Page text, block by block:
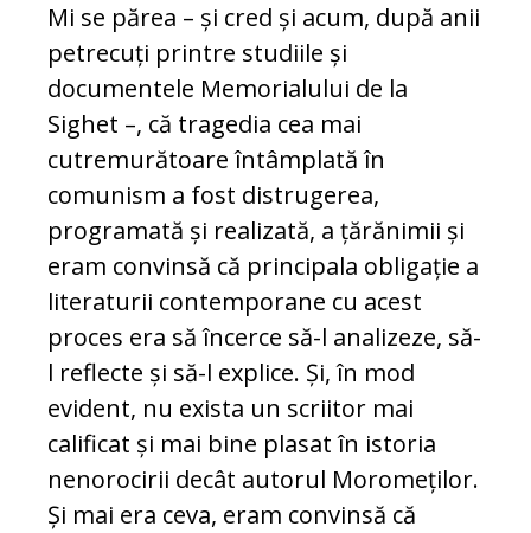
Mi se părea – și cred și acum, după anii
petrecuți printre studiile și
documentele Memorialului de la
Sighet –, că tragedia cea mai
cutremurătoare întâmplată în
comunism a fost distrugerea,
programată și realizată, a țărănimii și
eram convinsă că principala obligație a
literaturii contemporane cu acest
proces era să încerce să-l analizeze, să-
l reflecte și să-l explice. Și, în mod
evident, nu exista un scriitor mai
calificat și mai bine plasat în istoria
nenorocirii decât autorul Moromeților.
Și mai era ceva, eram convinsă că